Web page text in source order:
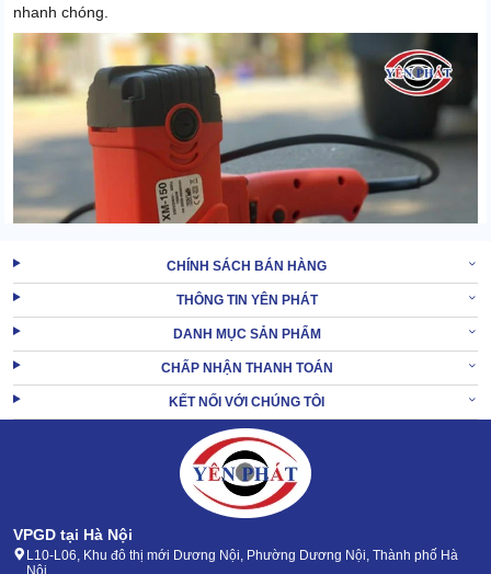
nhanh chóng.
Trong khi thi công hoặc cải tạo công trình, đĩa mài sẽ có nhiệm vụ
loại bỏ lớp bê tông thừa. Làm nhẵn mặt sàn gồ ghề, xử lý các nền
đá bị lồi lõm…
CHÍNH SÁCH BÁN HÀNG
THÔNG TIN YÊN PHÁT
DANH MỤC SẢN PHẨM
CHẤP NHẬN THANH TOÁN
KẾT NỐI VỚI CHÚNG TÔI
VPGD tại Hà Nội
L10-L06, Khu đô thị mới Dương Nội, Phường Dương Nội, Thành phố Hà
Nội